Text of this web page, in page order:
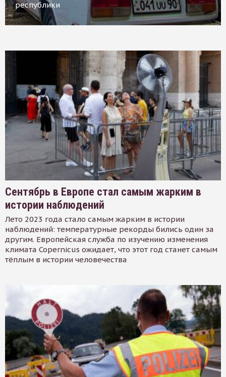
республики
Сентябрь в Европе стал самым жарким в
истории наблюдений
Лето 2023 года стало самым жарким в истории
наблюдений: температурные рекорды бились один за
другим. Европейская служба по изучению изменения
климата Copernicus ожидает, что этот год станет самым
тёплым в истории человечества